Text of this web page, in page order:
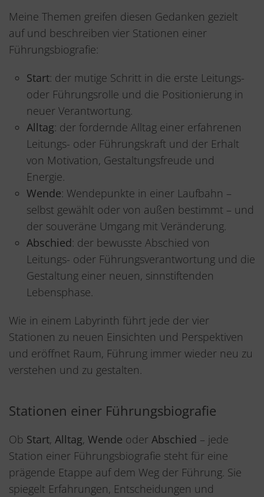
Meine Themen greifen diesen Gedanken gezielt
auf und beschreiben vier Stationen einer
Führungsbiografie:
Start: der mutige Schritt in die erste Leitungs-
oder Führungsrolle und die Positionierung in
neuer Verantwortung.
Alltag: der fordernde Alltag einer erfahrenen
Leitungs- oder Führungskraft und der Erhalt
von Motivation, Gestaltungsfreude und
Energie.
Wende: Wendepunkte in einer Laufbahn –
selbst gewählt oder von außen bestimmt – und
der souveräne Umgang mit Veränderung.
Abschied: der bewusste Abschied von
Leitungs- oder Führungsverantwortung und die
Gestaltung einer neuen, sinnstiftenden
Lebensphase.
Wie in einem Labyrinth führt jede der vier
Stationen zu neuen Einsichten und Perspektiven
und eröffnet Raum, Führung immer wieder neu zu
verstehen und zu gestalten.
Stationen einer Führungsbiografie
Ob Start, Alltag, Wende oder Abschied – jede
Station einer Führungsbiografie steht für eine
prägende Etappe auf dem Weg der Führung. Sie
spiegelt Erfahrungen, Entscheidungen und